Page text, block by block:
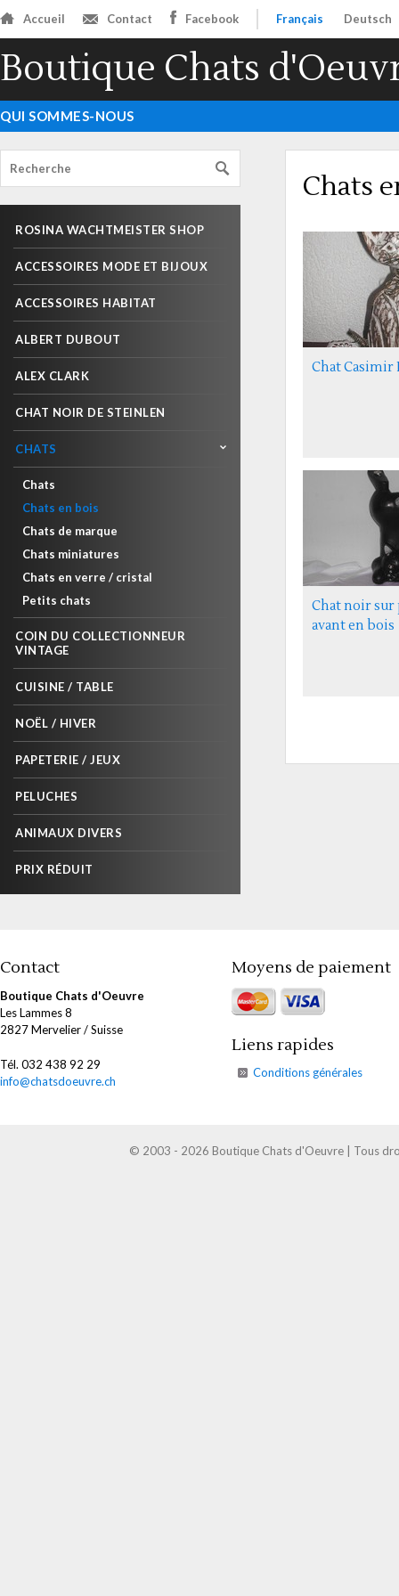
Accueil Contact Facebook Français Deutsch
Boutique Chats
QUI SOMMES-NOUS
ROSINA WACHTMEISTER SHOP
ACCESSOIRES MODE ET BIJOUX
ACCESSOIRES HABITAT
ALBERT DUBOUT
ALEX CLARK
CHAT NOIR DE STEINLEN
CHATS
Chats
Chats en bois
Chats de marque
Chats miniatures
Chats en verre / cristal
Petits chats
COIN DU COLLECTIONNEUR
VINTAGE
CUISINE / TABLE
NOËL / HIVER
PAPETERIE / JEUX
PELUCHES
ANIMAUX DIVERS
PRIX RÉDUIT
Chats
Chat Casimir
Chat noir sur
avant en bois
Contact
Boutique Chats d'Oeuvre
Les Lammes 8
2827 Mervelier / Suisse
Tél. 032 438 92 29
info@chatsdoeuvre.ch
Moyens de paiement
Liens rapides
Conditions générales
© 2003 - 2026 Boutique Chats d'Oeuvre | Tous